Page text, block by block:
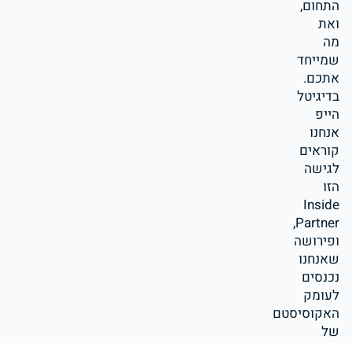
התחום,
ואת
מה
שמייחד
אתכם.
בדיגיטל
הייפ
אנחנו
קוראים
לגישה
הזו
Inside
Partner,
ופירושה
שאנחנו
נכנסים
לעומק
האקוסיסטם
של